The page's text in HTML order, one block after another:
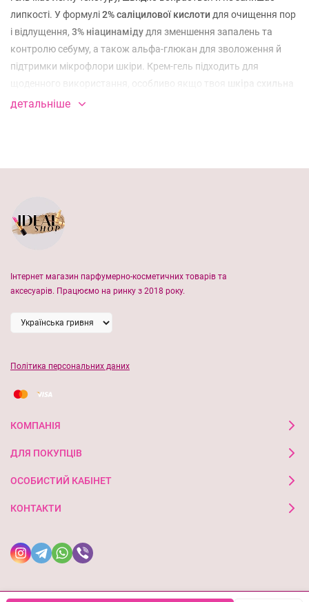
липкості. У формулі2% саліцилової кислоти для очищення пор
і відлущення, 3% ніацинаміду для зменшення запалень та
контролю себуму, а також альфа-глюкан для зволоження й
підтримки мікрофлори шкіри. Крем-гель підходить для
щоденного використання, особливо якщо твоя шкіра схильна
до висипань, почервонінь і жирного блиску.
запалення й почервоніння, підтримує рівний тон шкіри.
Не обтяжує:текстура крем-гелю легка, ідеально підходить
Активні компоненти:
Salicylic Acid 2%– очищує пори, бореться з висипаннями,
вироблення себуму, зміцнює захисний бар’єр.
Alpha-glucan 1%
боротьби з акне без надмірного подразнення.
детальніше
Інтернет магазин парфумерно-косметичних товарів та
аксесуарів. Працюємо на ринку з 2018 року.
Політика персональних даних
КОМПАНІЯ
ДЛЯ ПОКУПЦІВ
ОСОБИСТИЙ КАБІНЕТ
КОНТАКТИ